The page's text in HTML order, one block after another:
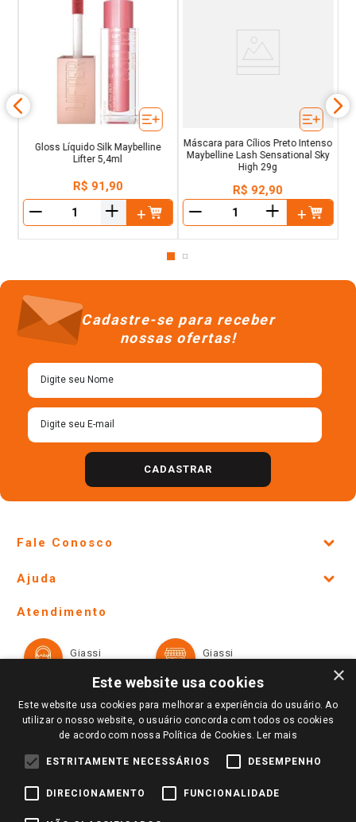
Gloss Líquido Silk Maybelline
Lifter 5,4ml
R$ 91,90
＋
Máscara para Cílios Preto Intenso
Maybelline Lash Sensational Sky
High 29g
R$ 92,90
＋
Cadastre-se para receber
nossas ofertas!
CADASTRAR
Fale Conosco
Lojas Físicas e Horários
Ofertas
Televendas
Notícias
Perguntas frequentes
Identidade Visual
Ajuda
Formas de Pagamento
Trocas e Devoluções
Atendimento
Giassi
Giassi
Redes Sociais
×
Este website usa cookies
Este website usa cookies para melhorar a experiência do usuário. Ao
utilizar o nosso website, o usuário concorda com todos os cookies
de acordo com nossa Política de Cookies. Ler mais
ESTRITAMENTE NECESSÁRIOS DESEMPENHO
DIRECIONAMENTO FUNCIONALIDADE